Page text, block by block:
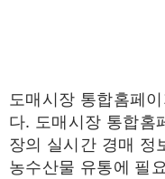
도매시장 통합홈페
다. 도매시장 통합홈
장의 실시간 경매 정
농수산물 유통에 필